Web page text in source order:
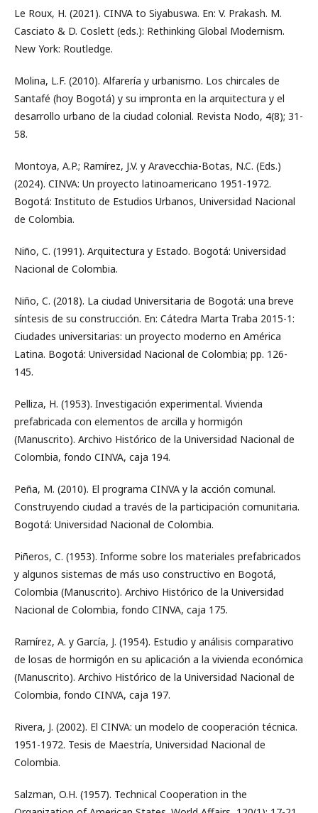
Le Roux, H. (2021). CINVA to Siyabuswa. En: V. Prakash. M.
Casciato & D. Coslett (eds.): Rethinking Global Modernism.
New York: Routledge.
Molina, L.F. (2010). Alfarería y urbanismo. Los chircales de
Santafé (hoy Bogotá) y su impronta en la arquitectura y el
desarrollo urbano de la ciudad colonial. Revista Nodo, 4(8); 31-
58.
Montoya, A.P.; Ramírez, J.V. y Aravecchia-Botas, N.C. (Eds.)
(2024). CINVA: Un proyecto latinoamericano 1951-1972.
Bogotá: Instituto de Estudios Urbanos, Universidad Nacional
de Colombia.
Niño, C. (1991). Arquitectura y Estado. Bogotá: Universidad
Nacional de Colombia.
Niño, C. (2018). La ciudad Universitaria de Bogotá: una breve
síntesis de su construcción. En: Cátedra Marta Traba 2015-1:
Ciudades universitarias: un proyecto moderno en América
Latina. Bogotá: Universidad Nacional de Colombia; pp. 126-
145.
Pelliza, H. (1953). Investigación experimental. Vivienda
prefabricada con elementos de arcilla y hormigón
(Manuscrito). Archivo Histórico de la Universidad Nacional de
Colombia, fondo CINVA, caja 194.
Peña, M. (2010). El programa CINVA y la acción comunal.
Construyendo ciudad a través de la participación comunitaria.
Bogotá: Universidad Nacional de Colombia.
Piñeros, C. (1953). Informe sobre los materiales prefabricados
y algunos sistemas de más uso constructivo en Bogotá,
Colombia (Manuscrito). Archivo Histórico de la Universidad
Nacional de Colombia, fondo CINVA, caja 175.
Ramírez, A. y García, J. (1954). Estudio y análisis comparativo
de losas de hormigón en su aplicación a la vivienda económica
(Manuscrito). Archivo Histórico de la Universidad Nacional de
Colombia, fondo CINVA, caja 197.
Rivera, J. (2002). El CINVA: un modelo de cooperación técnica.
1951-1972. Tesis de Maestría, Universidad Nacional de
Colombia.
Salzman, O.H. (1957). Technical Cooperation in the